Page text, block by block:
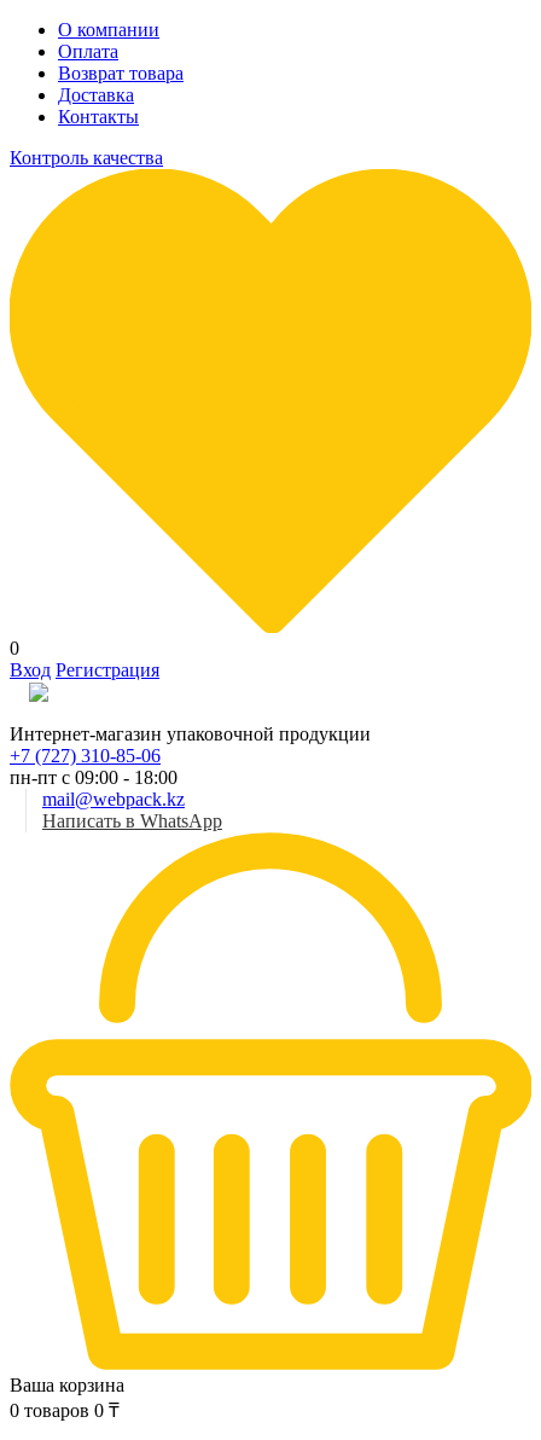
О компании
Оплата
Возврат товара
Доставка
Контакты
Контроль качества
0
Вход Регистрация
Интернет-магазин упаковочной продукции
+7 (727) 310-85-06
пн-пт с 09:00 - 18:00
mail@webpack.kz
Написать в WhatsApp
Ваша корзина
0 товаров 0 ₸